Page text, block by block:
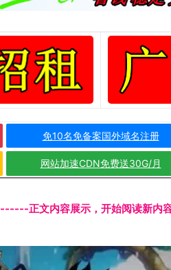
免10名免备案国外域名注册
网站加速CDN免费送30G/月
------正文内容展示，开始阅读新内